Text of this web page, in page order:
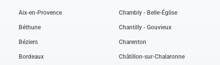
Aix-en-Provence
Béthune
Béziers
Bordeaux
Chambly - Belle-Église
Chantilly - Gouvieux
Charenton
Châtillon-sur-Chalaronne